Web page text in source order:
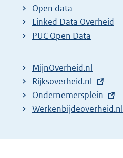
Open data
Linked Data Overheid
PUC Open Data
MijnOverheid.nl
E
x
t
r
Rijksoverheid.nl
E
x
e
Ondernemersplein
E
t
Werkenbijdeoverheid.nl